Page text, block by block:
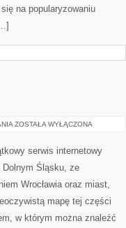
na popularyzowaniu
GŁOGÓW
ZOSTAŁA WYŁĄCZONA
serwis internetowy
Dolnym Śląsku, ze
Wrocławia oraz miast,
mapę tej części
w którym można znaleźć